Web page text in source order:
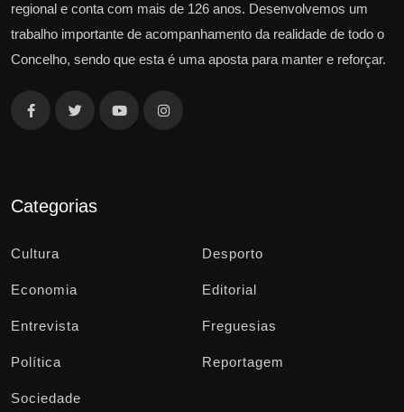
regional e conta com mais de 126 anos. Desenvolvemos um
trabalho importante de acompanhamento da realidade de todo o
Concelho, sendo que esta é uma aposta para manter e reforçar.
Categorias
Cultura Desporto
Economia Editorial
Entrevista Freguesias
Política Reportagem
Sociedade